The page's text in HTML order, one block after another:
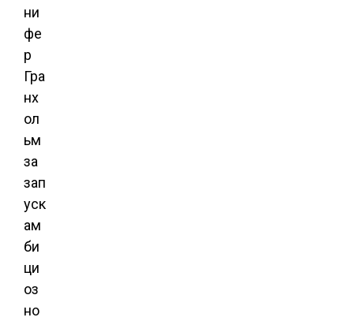
ни
фе
р
Гра
нх
ол
ьм
за
зап
уск
ам
би
ци
оз
но